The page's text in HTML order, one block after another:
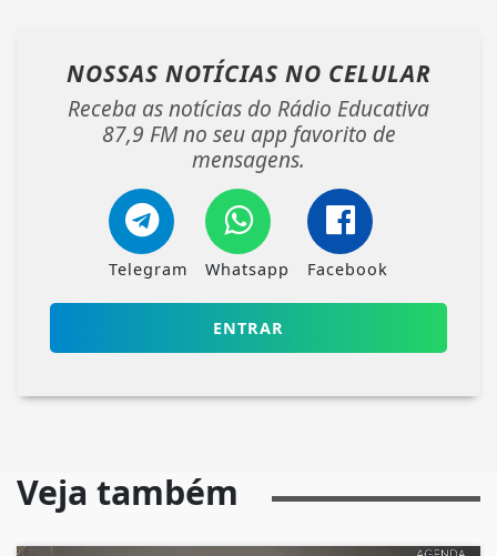
NOSSAS NOTÍCIAS NO CELULAR
Receba as notícias do Rádio Educativa
87,9 FM no seu app favorito de
mensagens.
Telegram Whatsapp Facebook
ENTRAR
Veja também